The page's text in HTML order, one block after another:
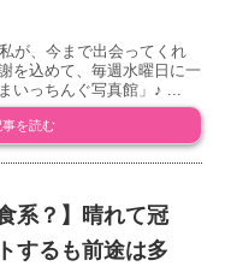
が、今まで出会ってくれ
を込めて、毎週水曜日に一
いっちんぐ写真館」♪ ...
事を読む
系？】晴れて冠
するも前途は多